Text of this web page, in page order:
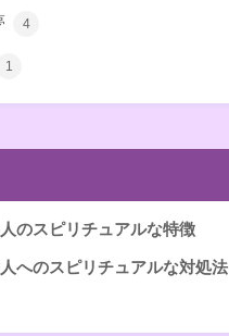
4
1
のスピリチュアルな特徴
へのスピリチュアルな対処法